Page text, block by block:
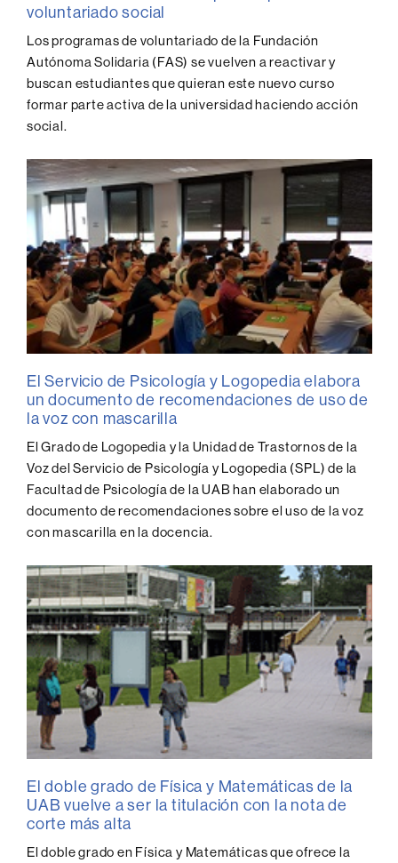
0
voluntariado social
Los programas de voluntariado de la Fundación
Autónoma Solidaria (FAS) se vuelven a reactivar y
buscan estudiantes que quieran este nuevo curso
formar parte activa de la universidad haciendo acción
social.
El Servicio de Psicología y Logopedia elabora
un documento de recomendaciones de uso de
la voz con mascarilla
El Grado de Logopedia y la Unidad de Trastornos de la
Voz del Servicio de Psicología y Logopedia (SPL) de la
Facultad de Psicología de la UAB han elaborado un
documento de recomendaciones sobre el uso de la voz
con mascarilla en la docencia.
El doble grado de Física y Matemáticas de la
UAB vuelve a ser la titulación con la nota de
corte más alta
El doble grado en Física y Matemáticas que ofrece la